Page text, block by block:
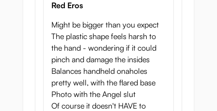
Red Eros
Might be bigger than you expect
The plastic shape feels harsh to
the hand - wondering if it could
pinch and damage the insides
Balances handheld onaholes
pretty well, with the flared base
Photo with the Angel slut
Of course it doesn't HAVE to